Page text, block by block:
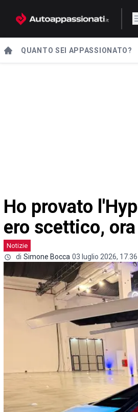
QUANTO SEI APPASSIONATO?
Ho provato
ero scettico,
Notizie
di Simone Bocca 03 luglio 2026, 17.36